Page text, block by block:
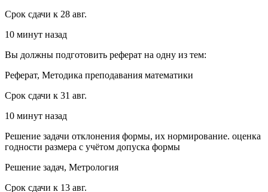
Срок сдачи к 28 авг.
10 минут назад
Вы должны подготовить реферат на одну из тем:
Реферат, Методика преподавания математики
Срок сдачи к 31 авг.
10 минут назад
Решение задачи отклонения формы, их нормирование. оценка
годности размера с учётом допуска формы
Решение задач, Метрология
Срок сдачи к 13 авг.